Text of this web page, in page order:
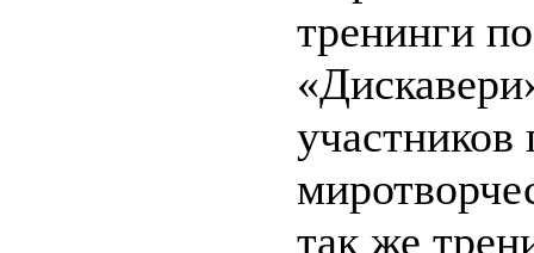
тренинги
участников
так же